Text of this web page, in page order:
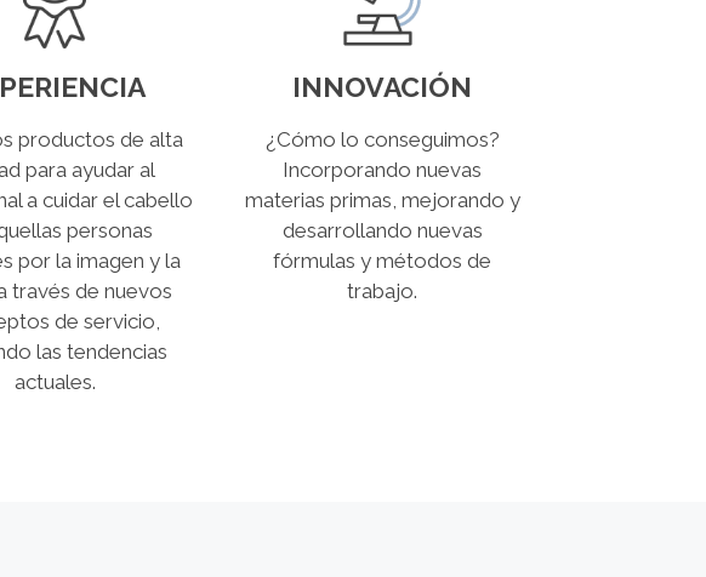
productos de alta
para ayudar al
a cuidar el cabello
personas
por la imagen y la
través de nuevos
de servicio,
las tendencias
actuales.
INNOVACIÓN
¿Cómo lo conseguimos?
Incorporando nuevas
materias primas, mejorando y
desarrollando nuevas
fórmulas y métodos de
trabajo.